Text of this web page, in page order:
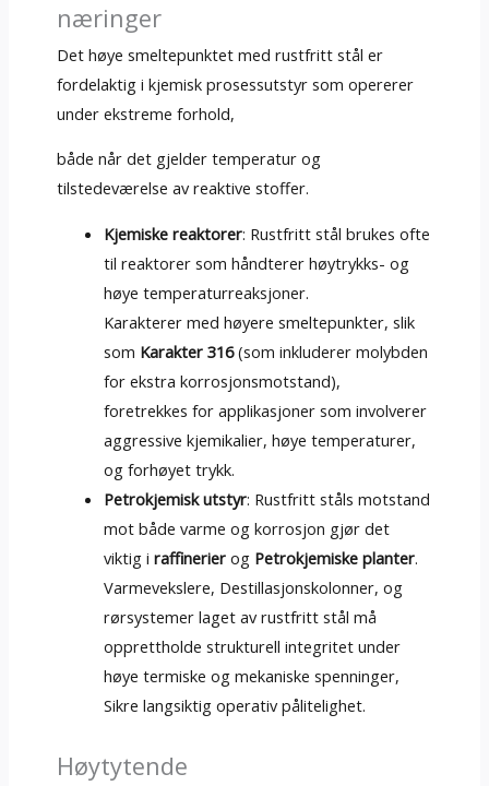
næringer
Det høye smeltepunktet med rustfritt stål er
fordelaktig i kjemisk prosessutstyr som opererer
under ekstreme forhold,
både når det gjelder temperatur og
tilstedeværelse av reaktive stoffer.
Kjemiske reaktorer: Rustfritt stål brukes ofte
til reaktorer som håndterer høytrykks- og
høye temperaturreaksjoner.
Karakterer med høyere smeltepunkter, slik
som Karakter 316(som inkluderer molybden
for ekstra korrosjonsmotstand),
foretrekkes for applikasjoner som involverer
aggressive kjemikalier, høye temperaturer,
og forhøyet trykk.
Petrokjemisk utstyr: Rustfritt ståls motstand
mot både varme og korrosjon gjør det
viktig iraffinerier og Petrokjemiske planter.
Varmevekslere, Destillasjonskolonner, og
rørsystemer laget av rustfritt stål må
opprettholde strukturell integritet under
høye termiske og mekaniske spenninger,
Sikre langsiktig operativ pålitelighet.
Høytytende